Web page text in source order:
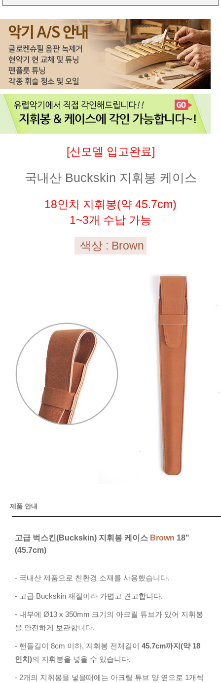
[신모델 입고완료]
국내산 Buckskin 지휘봉 케이스
18인치 지휘봉(약 45.7cm)
1~3개 수납 가능
색상 : Brown
제품 안내
고급 벅스킨(Buckskin) 지휘봉 케이스 Brown 18"
(45.7cm)
- 국내산 제품으로 친환경 소재를 사용했습니다.
- 고급 Buckskin 재질이라 가볍고 견고합니다.
- 내부에 Ø13 x 350mm 크기의 아크릴 튜브가 있어 지휘봉
을 안전하게 보관합니다.
- 핸들길이 8cm 이하, 지휘봉 전체길이 45.7cm까지(약 18
인치)의 지휘봉을 넣을 수 있습니다.
- 2개의 지휘봉을 넣을때에는 아크릴 튜브 양 옆으로 1개씩